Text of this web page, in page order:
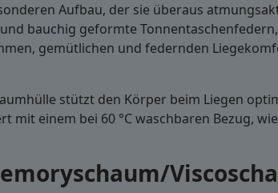
Aufbau, der sie überaus
bauchig geformte
gemütlichen und federnden
stützt den Körper beim Liegen
einem bei 60 °C waschbaren Bezug,